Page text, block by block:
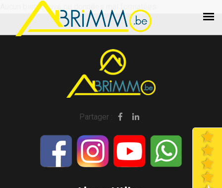
Aucun bien trouvé ou données mal formatées.
Partager :